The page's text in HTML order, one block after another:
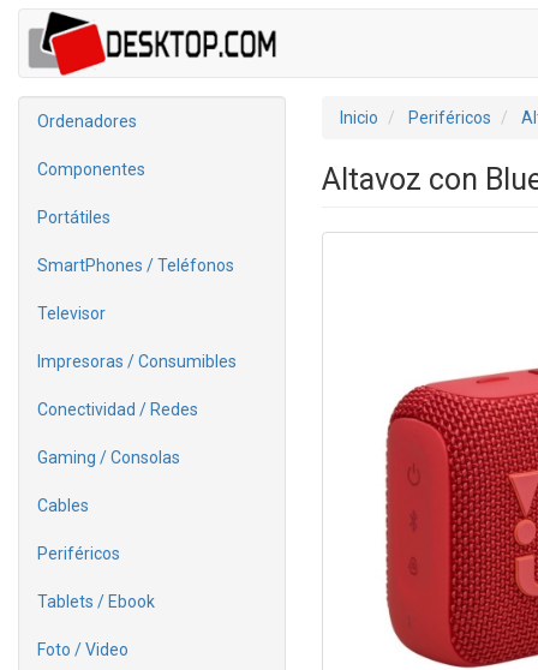
Ordenadores
Componentes
Portátiles
SmartPhones / Teléfonos
Televisor
Impresoras / Consumibles
Conectividad / Redes
Gaming / Consolas
Cables
Periféricos
Tablets / Ebook
Foto / Video
Inicio Periféricos
Altavoz con